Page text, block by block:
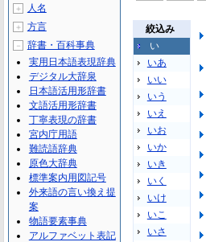
絞込み
い
いあ
いい
いう
いえ
いお
いか
いき
いく
いけ
いこ
いさ
＋ 人名
＋ 方言
－
辞書・百科事典
実用日本語表現辞典
デジタル大辞泉
日本語活用形辞書
文語活用形辞書
丁寧表現の辞書
宮内庁用語
難読語辞典
原色大辞典
標準案内用図記号
外来語の言い換え提
案
物語要素事典
アルファベット表記